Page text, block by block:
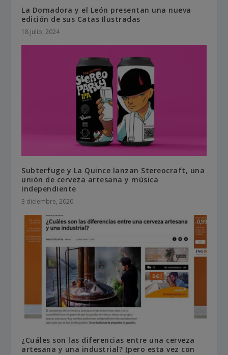
La Domadora y el León presentan una nueva
edición de sus Catas Ilustradas
18 julio, 2024
Subterfuge y La Quince lanzan Stereocraft, una
unión de cerveza artesana y música
independiente
3 diciembre, 2020
¿Cuáles son las diferencias entre una cerveza
artesana y una industrial? (pero esta vez con